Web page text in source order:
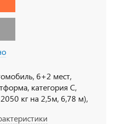
6+2 мест,
категория С,
кг на 2,5м, 6,78 м),